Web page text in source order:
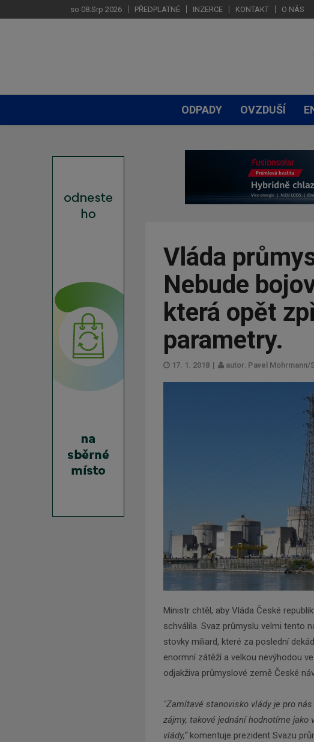
so 08.Srp 2026 PŘEDPLATNÉ INZERCE KONTAKT O NÁS
ODPADY OVZDUŠÍ
Vláda
Nebude
která opět
parametry.
17. 1. 2018 | autor: Pavel Mohrmann/
Ministr chtěl, aby Vláda České
schválila. Svaz průmyslu velmi tento
stovky miliard, které za poslední
enormní zátěží a velkou nevýhodou
odjakživa průmyslové země České
"Zamítavé stanovisko vlády je pro
zájmy, takové jednání hodnotíme
vlády,“ komentuje prezident Svazu